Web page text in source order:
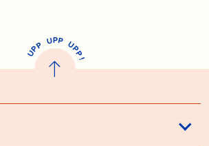
U
P
P UPP UP
P
!